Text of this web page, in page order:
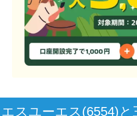
エスユーエス(6554)と